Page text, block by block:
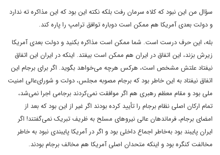
سؤال من این نبود که کلاه سرمان رفت بلکه نکته این بود که این مذاکره ته ندارد
و دولت بعدی آمریکا هم ممکن است دوباره توافق ترامپ را پاره کند.
بله، این حرف درست است. شما ممکن است مذاکره بکنید و دولت بعدی آمریکا
زیرش بزند، این اتفاق در ایران هم ممکن است بیفتد. اینکه در ایران این اتفاق
نیفتاد علتش مشخص است، هرکس هرچه می‌خواهد بگوید. اگر برای برجام این
اتفاق نیفتاد به این خاطر بود که برجام مصوبه مجلس، دولت و شورای‌عالی امنیت
ملی بود و مقام معظم رهبری هم اگر موافقت نمی‌کردند برجامی اجرا نمی‌شد،
تمام ارکان اصلی نظام برجام را تأیید کرده بودند اگر غیر از این بود که بعد از
امضای برجام، فرماندهان عالی نیروهای مسلح به ظریف تبریک نمی‌گفتند! اگر
ایران پایبند بود به‌خاطر اجماع داخلی بود و اگر در آمریکا پایبندی نبود به خاطر
مخالفت کنگره بود و اینکه متحدان اصلی آمریکا هم مخالف برجام بودند.